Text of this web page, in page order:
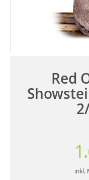
Red
inkl.